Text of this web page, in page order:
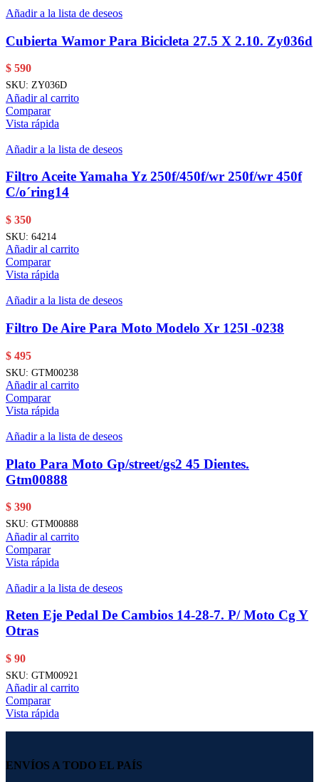
Añadir a la lista de deseos
Cubierta Wamor Para Bicicleta 27.5 X 2.10. Zy036d
$ 590
SKU: ZY036D
Añadir al carrito
Comparar
Vista rápida
Añadir a la lista de deseos
Filtro Aceite Yamaha Yz 250f/450f/wr 250f/wr 450f
C/o´ring14
$ 350
SKU: 64214
Añadir al carrito
Comparar
Vista rápida
Añadir a la lista de deseos
Filtro De Aire Para Moto Modelo Xr 125l -0238
$ 495
SKU: GTM00238
Añadir al carrito
Comparar
Vista rápida
Añadir a la lista de deseos
Plato Para Moto Gp/street/gs2 45 Dientes.
Gtm00888
$ 390
SKU: GTM00888
Añadir al carrito
Comparar
Vista rápida
Añadir a la lista de deseos
Reten Eje Pedal De Cambios 14-28-7. P/ Moto Cg Y
Otras
$ 90
SKU: GTM00921
Añadir al carrito
Comparar
Vista rápida
ENVÍOS A TODO EL PAÍS